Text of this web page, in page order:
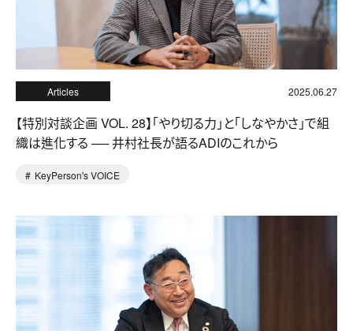
Articles 2025.06.27
【特別対談企画 VOL. 28】「やり切る力」と「しなやかさ」で組
織は進化する ── 井村社長が語るADIのこれから
KeyPerson's VOICE